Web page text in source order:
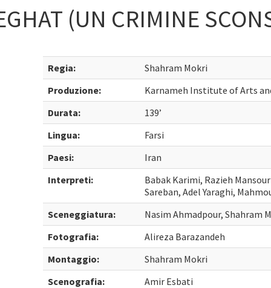
(UN CRIMINE
Regia:
Shahram Mokri
Produzione:
Karnameh Institute of Arts
Durata:
139’
Lingua:
Farsi
Paesi:
Iran
Interpreti:
Babak Karimi, Razieh
Sareban, Adel Yaraghi,
Sceneggiatura:
Nasim Ahmadpour, Shahram
Fotografia:
Alireza Barazandeh
Montaggio:
Shahram Mokri
Scenografia:
Amir Esbati